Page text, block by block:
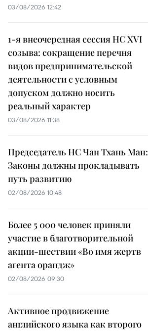
03/08/2026 12:42
1-я внеочередная сессия НС XVI
созыва: сокращение перечня
видов предпринимательской
деятельности с условным
допуском должно носить
реальный характер
03/08/2026 11:38
Председатель НС Чан Тхань Ман:
Законы должны прокладывать
путь развитию
02/08/2026 10:48
Более 5 000 человек приняли
участие в благотворительной
акции-шествии «Во имя жертв
агента орандж»
02/08/2026 09:30
Активное продвижение
английского языка как второго